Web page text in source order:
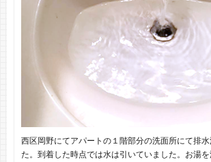
西区岡野にてアパートの１階部分の洗面所にて排
た。到着した時点では水は引いていました。お湯